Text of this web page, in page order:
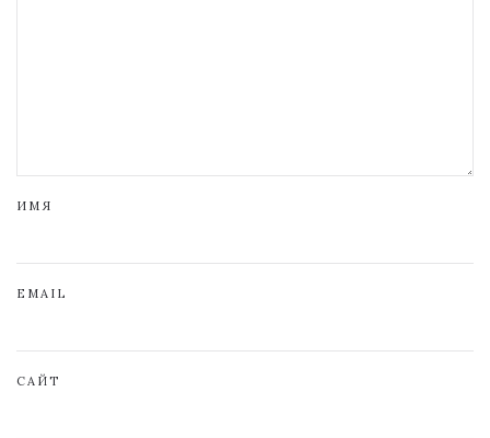
ИМЯ
EMAIL
САЙТ